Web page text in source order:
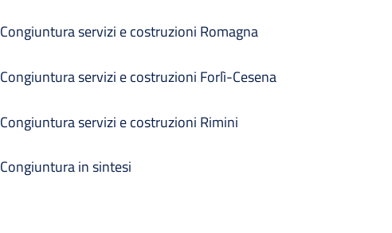
Congiuntura servizi e costruzioni Romagna
Congiuntura servizi e costruzioni Forlì-Cesena
Congiuntura servizi e costruzioni Rimini
Congiuntura in sintesi